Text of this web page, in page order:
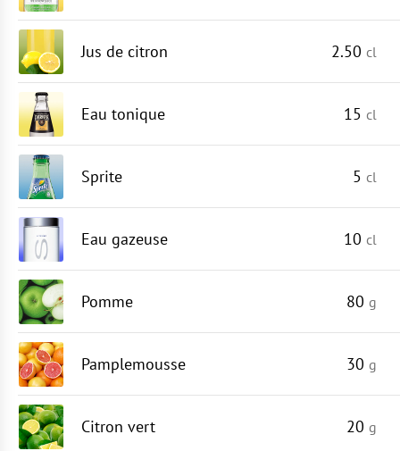
Jus de citron 2.50 cl
Eau tonique 15 cl
Sprite 5 cl
Eau gazeuse 10 cl
Pomme 80 g
Pamplemousse 30 g
Citron vert 20 g